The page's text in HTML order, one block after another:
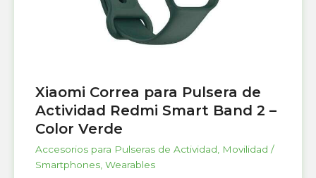
Xiaomi Correa para Pulsera de
Actividad Redmi Smart Band 2 –
Color Verde
Accesorios para Pulseras de Actividad, Movilidad /
Smartphones, Wearables